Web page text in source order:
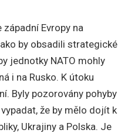
západní Evropy na
by obsadili strategické
jednotky NATO mohly
i na Rusko. K útoku
Byly pozorovány pohyby
že by mělo dojít k
Ukrajiny a Polska. Je